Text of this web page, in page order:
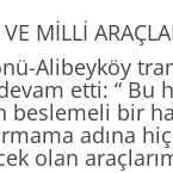
VE MİLLİ
Alibeyköy
etti: “ Bu
beslemeli bir
adına
olan